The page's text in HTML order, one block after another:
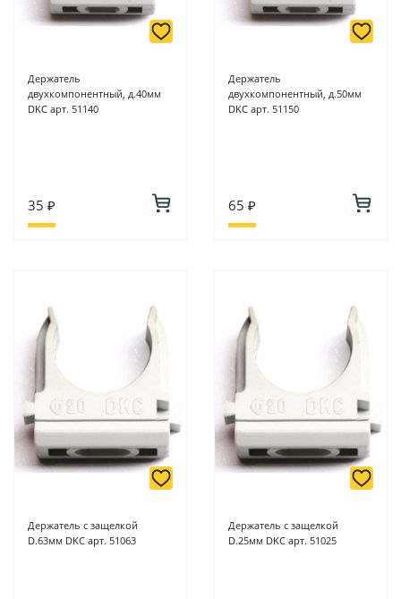
Держатель
двухкомпонентный, д.40мм
DKC арт. 51140
35 ₽
Держатель
двухкомпонентный, д.50мм
DKC арт. 51150
65 ₽
Держатель с защелкой
D.63мм DKC арт. 51063
Держатель с защелкой
D.25мм DKC арт. 51025